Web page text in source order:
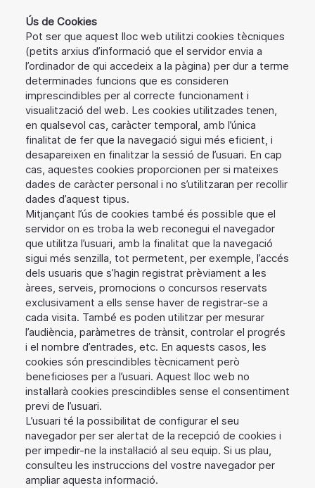
Ús de Cookies
Pot ser que aquest lloc web utilitzi cookies tècniques
(petits arxius d’informació que el servidor envia a
l’ordinador de qui accedeix a la pàgina) per dur a terme
determinades funcions que es consideren
imprescindibles per al correcte funcionament i
visualització del web. Les cookies utilitzades tenen,
en qualsevol cas, caràcter temporal, amb l’única
finalitat de fer que la navegació sigui més eficient, i
desapareixen en finalitzar la sessió de l’usuari. En cap
cas, aquestes cookies proporcionen per si mateixes
dades de caràcter personal i no s’utilitzaran per recollir
dades d’aquest tipus.
Mitjançant l’ús de cookies també és possible que el
servidor on es troba la web reconegui el navegador
que utilitza l’usuari, amb la finalitat que la navegació
sigui més senzilla, tot permetent, per exemple, l’accés
dels usuaris que s’hagin registrat prèviament a les
àrees, serveis, promocions o concursos reservats
exclusivament a ells sense haver de registrar-se a
cada visita. També es poden utilitzar per mesurar
l’audiència, paràmetres de trànsit, controlar el progrés
i el nombre d’entrades, etc. En aquests casos, les
cookies són prescindibles tècnicament però
beneficioses per a l’usuari. Aquest lloc web no
instal·larà cookies prescindibles sense el consentiment
previ de l’usuari.
L’usuari té la possibilitat de configurar el seu
navegador per ser alertat de la recepció de cookies i
per impedir-ne la instal·lació al seu equip. Si us plau,
consulteu les instruccions del vostre navegador per
ampliar aquesta informació.